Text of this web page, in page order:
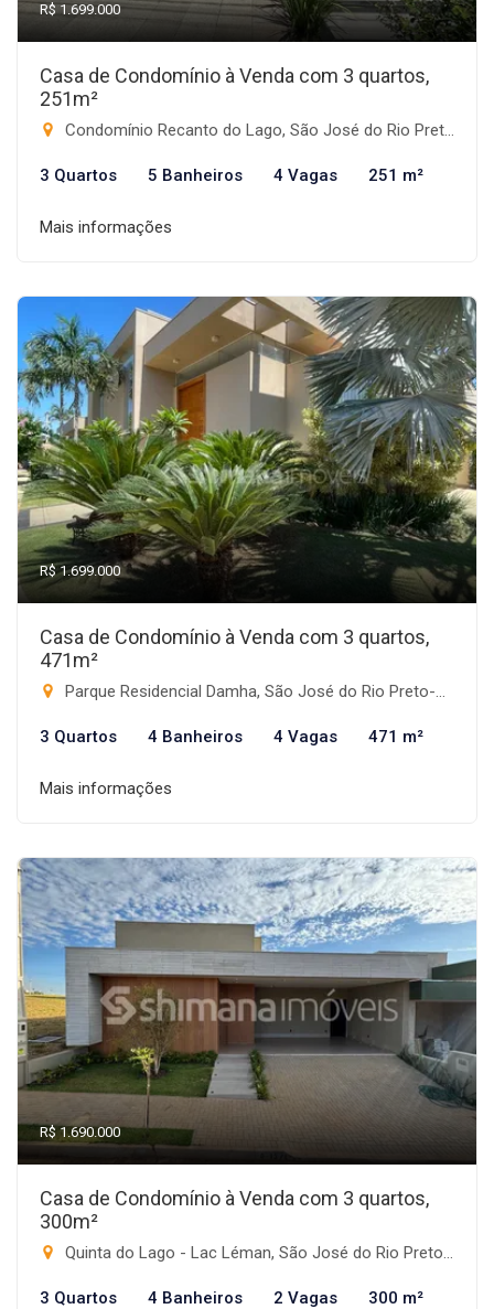
R$ 1.699.000
Casa de Condomínio à Venda com 3 quartos,
251m²
Condomínio Recanto do Lago, São José do Rio Preto-SP
3 Quartos 5 Banheiros 4 Vagas 251 m²
Mais informações
R$ 1.699.000
Casa de Condomínio à Venda com 3 quartos,
471m²
Parque Residencial Damha, São José do Rio Preto-SP
3 Quartos 4 Banheiros 4 Vagas 471 m²
Mais informações
R$ 1.690.000
Casa de Condomínio à Venda com 3 quartos,
300m²
Quinta do Lago - Lac Léman, São José do Rio Preto-SP
3 Quartos 4 Banheiros 2 Vagas 300 m²